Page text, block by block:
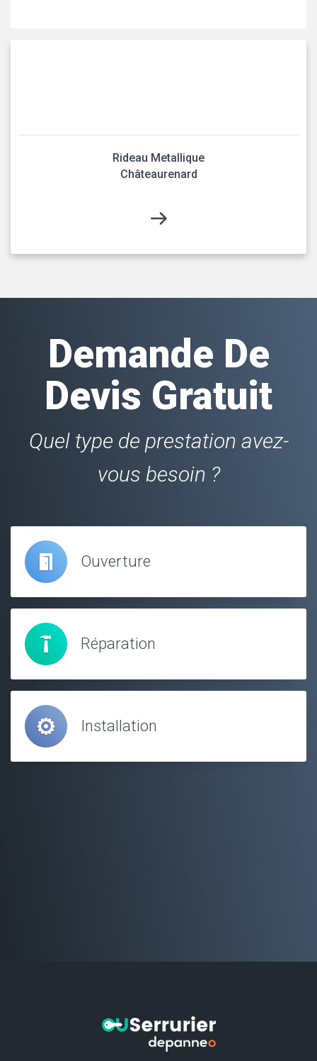
Rideau Metallique
Châteaurenard
Demande De
Devis Gratuit
Quel type de prestation avez-
vous besoin ?
Ouverture
Réparation
Installation